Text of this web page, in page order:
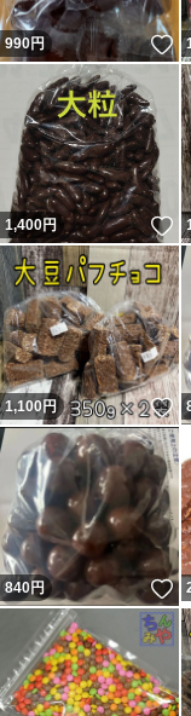
990円
1,400円
1,100円
840円